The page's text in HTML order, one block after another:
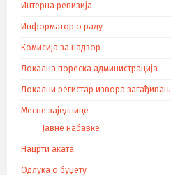
Интерна ревизија
Информатор о раду
Комисија за надзор
Локална пореска администрација
Локални регистар извора
Месне заједнице
Јавне набавке
Нацрти аката
Одлука о буџету